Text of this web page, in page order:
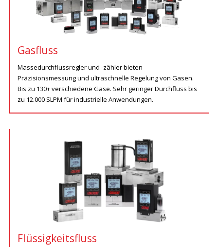
Gasfluss
Massedurchflussregler und -zähler bieten
Präzisionsmessung und ultraschnelle Regelung von Gasen.
Bis zu 130+ verschiedene Gase. Sehr geringer Durchfluss bis
zu 12.000 SLPM für industrielle Anwendungen.
Flüssigkeitsfluss